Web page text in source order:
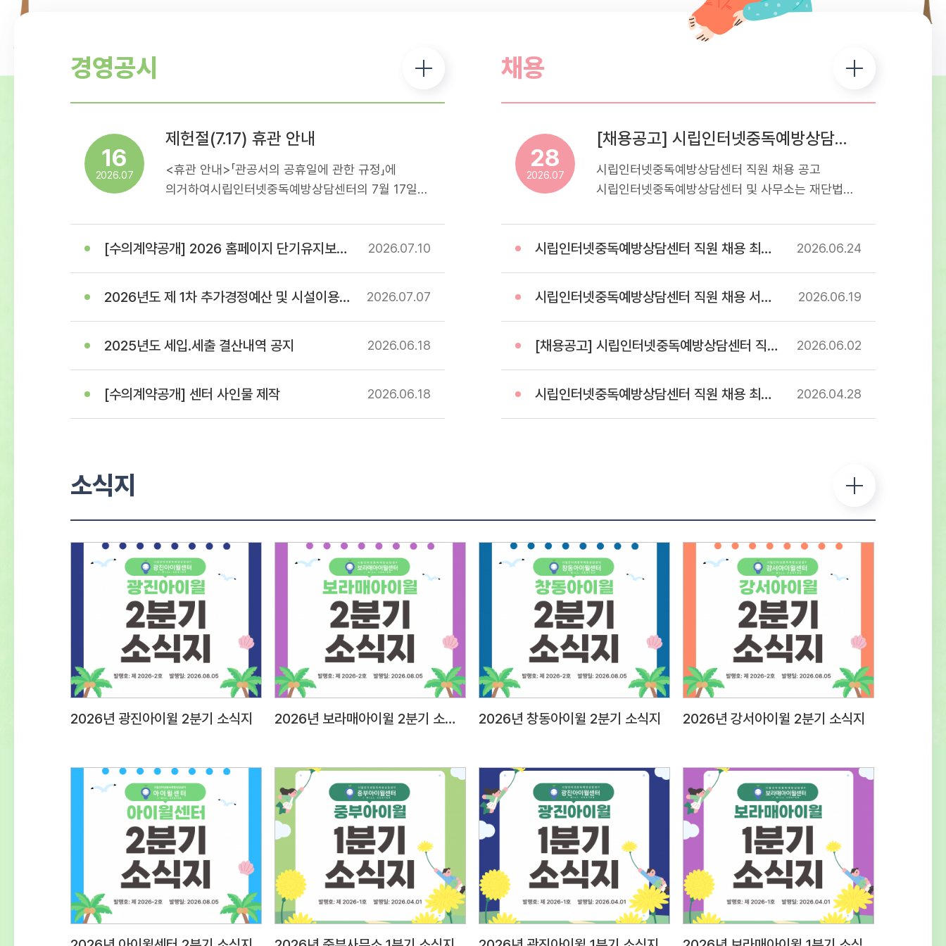
경영공시
16
2026.07
제헌절(7.17) 휴관 안내
<휴관 안내>「관공서의 공휴일에 관한 규정」에
의거하여시립인터넷중독예방상담센터의 7월 17일
이용에 착오 없으시길 바랍니다.- 휴관일정: 7월
17일(제헌절)- 휴관내용: 센터 내방 및 프로그램 이용
10
2026.07
[수의계약공개] 2026 홈페이지 단기유지보수 용역(홈페이지 이관 및 개발 작업) 계약
07
2026.07
2026년도 제 1차 추가경정예산 및 시설이용료 고시
18
2026.06
2025년도 세입.세출 결산내역 공지
18
2026.06
[수의계약공개] 센터 사인물 제작
채용
28
2026.07
[채용공고] 시립인터넷중독예방상담센터 직원 채용 공고
시립인터넷중독예방상담센터 직원 채용 공고
시립인터넷중독예방상담센터 및 사무소는 재단법인
운영하는 청소년 디지털미디어 중독 예방상담
전문기관입니다. 아동・청소년의 디지털미디어 중독
모집하오니 많은 지원 바랍니다. 1. 응시분야 및
응시자격 - 첨부파일 직원 채용 공고문 참조2.
전형방법 및 일정○ 1차 : 서류접수 – 2026년 7월
28일(화) ~ 2026년 8월 12일(수)까지 ※ 반드시
첨부되어진 양식에 기입하여 제출 서류전형 및
서류심사 합격자 발표 – 2026년 8월 14일(금) -
서류심사 합격자 센터 홈페이지 게시 및 개별
경험과 능력의 정도40지원 적합성경력사항, 교육 및
서류심사 동점자는 1. 경력이 많은 순, 2. 자격증의
급수가 높은 순으로 우선순위를 결정한다.※
면접대상자는 채용인원의 3배수로 한다.(단
접수인원 및 채용상황에 따라 조정 가능) ○ 2차 :
면접전형 – 2026년 8월 중 예정서류심사 항목평 점
요 소배 점태도 및 자세지원동기 및 예절 등의
태도20표현력질문 대응 능력 등 종합적
표현력20전문성근무경력, 자격증, 관련분야 경험
등의 전문성30사회성조직문화 적응도 및 기타
대인관계성30 3. 접수방법 및 제출서류○ 접수방법 :
E-mail 제출 1) 메일주소: admin@iwill.or.kr 2)
양식) 2) 자기소개서 1부(A4 용지 2매 이내) 3)
개인정보제공 동의서 1부(첨부양식 활용, 서명하여
스캔 후 파일첨부)※ (최종합격자 제출서류)
주민등록등본, 경력증명서, 자격증 사본, 최종학교
졸업증명서, 채용신체검사서 (채용 전) 성범죄,
아동학대 전력 조회 결과 등 추후 안내 4. 근무조건
및 근무지 응시분야근무지급여조건근무시간상담팀
팀원시립인터넷중독예방상담센터 보라매사무소
(서울시 동작구 여의대방로20길 61 슬기동 201호)
24
2026.06
시립인터넷중독예방상담센터 직원 채용 최종합격자 공고
19
2026.06
시립인터넷중독예방상담센터 직원 채용 서류심사 합격자 공고
02
2026.06
[채용공고] 시립인터넷중독예방상담센터 직원 채용 공고
28
2026.04
시립인터넷중독예방상담센터 직원 채용 최종합격자 공고
소식지
2026년 광진아이윌 2분기 소식지 2026년 보라매아이윌 2분기 소식지 2026년 창동아이윌 2분기 소식지 2026년 강서아이윌 2분기 소식지